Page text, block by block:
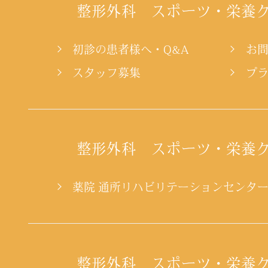
整形外科 スポーツ・栄養
初診の患者様へ・Q&A お
スタッフ募集 プ
整形外科 スポーツ・栄養
薬院 通所リハビリテーションセンター
整形外科 スポーツ・栄養